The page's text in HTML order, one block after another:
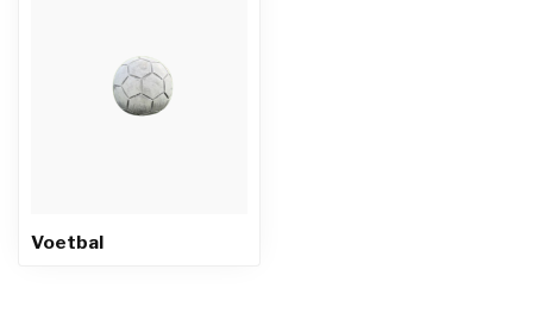
Voetbal